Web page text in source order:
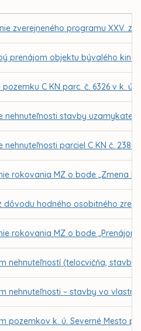
zverejneného programu XXV.
prenájom objektu bývalého kina
C KN parc. č. 6326 v k.
nehnuteľnosti stavby
nehnuteľnosti parciel C KN č.
rokovania MZ o bode „Zmena
dôvodu hodného osobitného
rokovania MZ o bode
nehnuteľností (telocvičňa,
nehnuteľnosti – stavby vo
pozemkov k. ú. Severné Mesto